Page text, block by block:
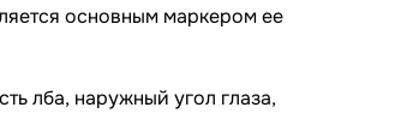
основным маркером ее
лба, наружный угол глаза,